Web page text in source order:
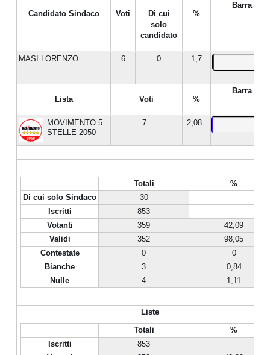
Candidato Sindaco Voti
Di cui
solo
candidato
%
Barra %
MASI LORENZO 6 0 1,7
Lista Voti %
Barra %
MOVIMENTO 5
STELLE 2050
7 2,08
Totali
%
Di cui solo Sindaco
30
Iscritti
853
Votanti
359
42,09
Validi
352
98,05
Contestate
0
0
Bianche
3
0,84
Nulle
4 1,11
Liste
Totali
%
Iscritti
853